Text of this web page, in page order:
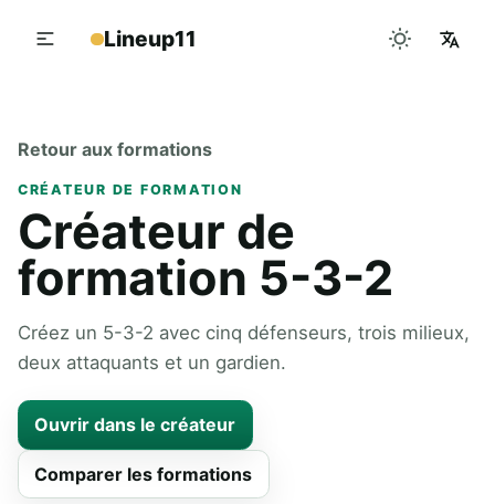
Lineup11
Retour aux formations
CRÉATEUR DE FORMATION
Créateur de
formation 5-3-2
Créez un 5-3-2 avec cinq défenseurs, trois milieux,
deux attaquants et un gardien.
Ouvrir dans le créateur
Comparer les formations